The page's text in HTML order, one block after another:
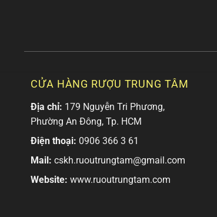
CỬA HÀNG RƯỢU TRUNG TÂM
Địa chỉ: 179 Nguyễn Tri Phương,
Phường An Đông, Tp. HCM
Điện thoại: 0906 366 3 61
Mail: cskh.ruoutrungtam@gmail.com
Website: www.ruoutrungtam.com